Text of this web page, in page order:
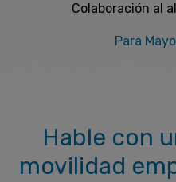
Colaboración al
Para
Hable con
movilidad